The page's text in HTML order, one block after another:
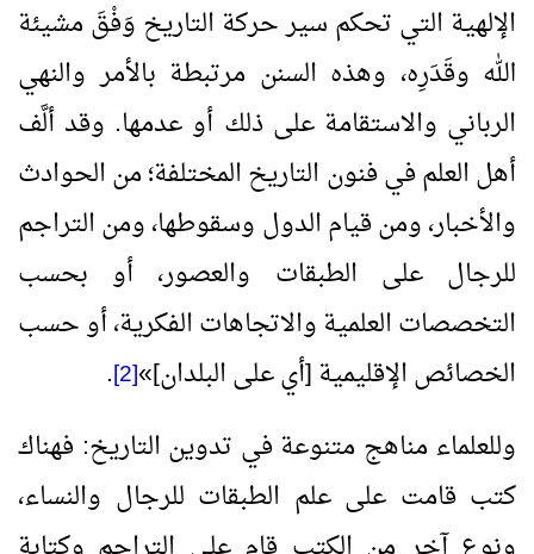
الإلهية التي تحكم سير حركة التاريخ وَفْقَ مشيئة
الله وقَدَرِه، وهذه السنن مرتبطة بالأمر والنهي
الرباني والاستقامة على ذلك أو عدمها. وقد ألَّف
أهل العلم في فنون التاريخ المختلفة؛ من الحوادث
والأخبار، ومن قيام الدول وسقوطها، ومن التراجم
للرجال على الطبقات والعصور، أو بحسب
التخصصات العلمية والاتجاهات الفكرية، أو حسب
الخصائص الإقليمية [أي على البلدان]»
[2]
.
وللعلماء مناهج متنوعة في تدوين التاريخ: فهناك
كتب قامت على علم الطبقات للرجال والنساء،